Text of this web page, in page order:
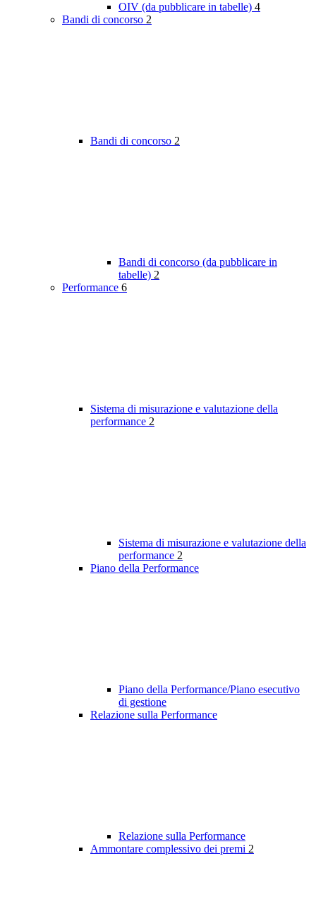
OIV (da pubblicare in tabelle) 4
Bandi di concorso 2
Bandi di concorso 2
Bandi di concorso (da pubblicare in
tabelle) 2
Performance 6
Sistema di misurazione e valutazione della
performance 2
Sistema di misurazione e valutazione della
performance 2
Piano della Performance
Piano della Performance/Piano esecutivo
di gestione
Relazione sulla Performance
Relazione sulla Performance
Ammontare complessivo dei premi 2